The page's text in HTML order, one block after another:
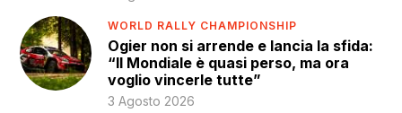
WORLD RALLY CHAMPIONSHIP
Ogier non si arrende e lancia la sfida:
“Il Mondiale è quasi perso, ma ora
voglio vincerle tutte”
3 Agosto 2026